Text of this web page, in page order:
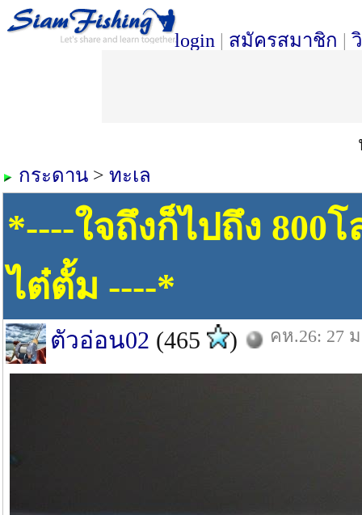
login | สมัครสมาชิก |
กระดาน > ทะเล
*----ใจถึงก็ไปถึง 800
ไต๋ตั้ม ----*
ตัวอ่อน02 (465 ) คห.26: 27